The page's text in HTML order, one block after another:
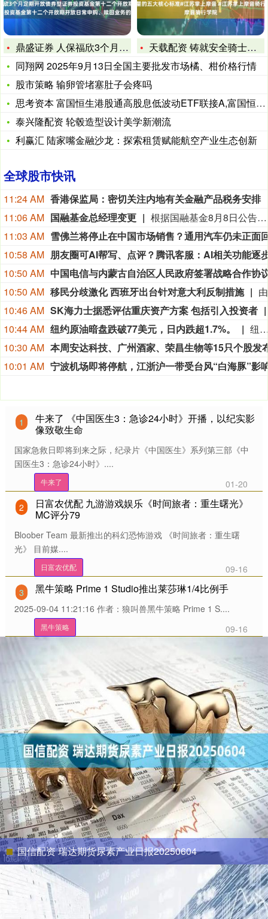
鼎盛证券 人保福欣3个月定开债券A,人保福欣3个月定开债券C
天载配资 铸就安全骑士：衡量摩托车安驾培训师教学质量的五大核
同翔网 2025年9月13日全国主要批发市场橘、柑价格行情
股市策略 输卵管堵塞肚子会疼吗
思考资本 富国恒生港股通高股息低波动ETF联接A,富国恒生港
泰兴隆配资 轮毂造型设计美学新潮流
利赢汇 陆家嘴金融沙龙：探索租赁赋能航空产业生态创新
全球股市快讯
11:24 AM 香港保监局：密切关注内地有关金融产品税务安排
11:06 AM 国融基金总经理变更
根据国融基金8月8日公告，总经理毛灵俊因个人原因离任，总经理职位暂由张圆辉代任。根据国融基金安排，该公司董事会选举韩光华拟任公司总经理，待韩光华完成相关程序后履职。
11:03 AM
10:58 AM
10:50 AM
10:50 AM 移民分歧激化 西班牙出台针对意大利反制措施
10:46 AM SK海力士据悉评估重庆资产方案 包括引入投资者
10:44 AM 纽约原油暗盘跌破77美元，日内跌超1.7%。
纽约原油暗盘跌破77美元
10:30 AM
10:01 AM
1
牛来了 《中国医生3：急诊24小时》开播，以纪实影
像致敬生命
国家急救日即将到来之际，纪录片《中国医生》系列第三部《中
国医生3：急诊24小时》....
牛来了
01-20
2
日富农优配 九游游戏娱乐《时间旅者：重生曙光》
MC评分79
Bloober Team 最新推出的科幻恐怖游戏 《时间旅者：重生曙
光》 目前媒....
日富农优配
09-16
3
黑牛策略 Prime 1 Studio推出莱莎琳1/4比例手
2025-09-04 11:21:16 作者：狼叫兽黑牛策略 Prime 1 S....
黑牛策略 09-16
国信配资 瑞达期货尿素产业日报20250604